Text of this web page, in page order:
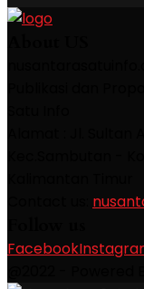
Facebook